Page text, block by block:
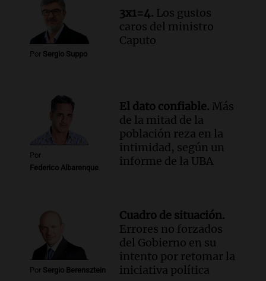
Episodios
Por Sergio Suppo
3x1=4. Los gustos
caros del ministro
Caputo
Por
Federico Albarenque
El dato confiable. Más
de la mitad de la
población reza en la
intimidad, según un
informe de la UBA
Por Sergio Berensztein
Cuadro de situación.
Errores no forzados
del Gobierno en su
intento por retomar la
iniciativa política